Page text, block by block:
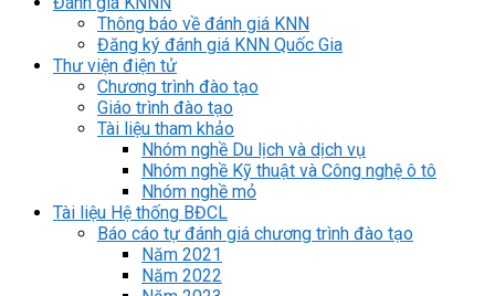
Thông báo về đánh giá KNN
Đăng ký đánh giá KNN Quốc Gia
Thư viện điện tử
Chương trình đào tạo
Giáo trình đào tạo
Tài liệu tham khảo
Nhóm nghề Du lịch và dịch vụ
Nhóm nghề Kỹ thuật và Công nghệ ô tô
Nhóm nghề mỏ
Tài liệu Hệ thống BĐCL
Báo cáo tự đánh giá chương trình đào tạo
Năm 2021
Năm 2022